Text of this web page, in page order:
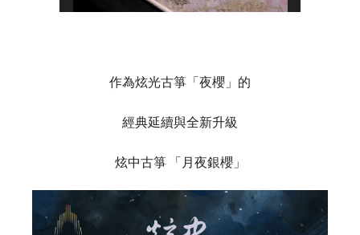
作為炫光古箏「夜櫻」的
經典延續與全新升級
炫中古箏 「月夜銀櫻」